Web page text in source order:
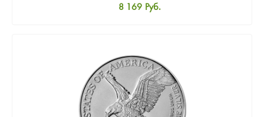
8 169 Руб.
Цена выкупа
4 901 Руб.